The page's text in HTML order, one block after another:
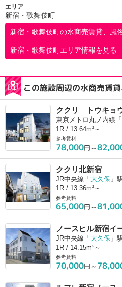
エリア
新宿・歌舞伎町
新宿・歌舞伎町の水商売賃貸、風
新宿・歌舞伎町エリア情報を見る
この施設周辺の水商売賃
ククリ トウキョ
東京メトロ丸ノ内線「
1R / 13.64m²～
参考賃料
78,000円～
ククリ北新宿
JR中央線「 大久保 」
1R / 13.36m²～
参考賃料
65,000円～
ノースヒル新宿イ
JR中央線「 大久保 」
1R / 14.15m²～
参考賃料
70,000円～